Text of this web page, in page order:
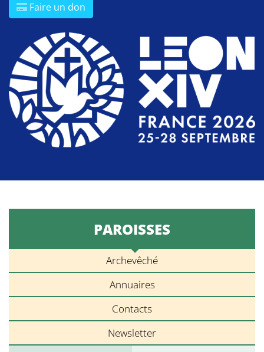
Faire un don
PAROISSES
Archevêché
Annuaires
Contacts
Newsletter